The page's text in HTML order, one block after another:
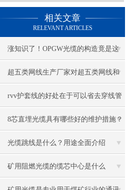
相关文章
RELEVANT ARTICLES
涨知识了！OPGW光缆的构造竟是这
样的
超五类网线生产厂家对超五类网线和
六类网线的区别介绍
rvv护套线的好处在于可以省去穿线管
或者穿线槽
8芯直埋光缆具有哪些好的维护措施？
光缆跳线是什么？用途全面介绍
矿用阻燃光缆的缆芯中心是什么